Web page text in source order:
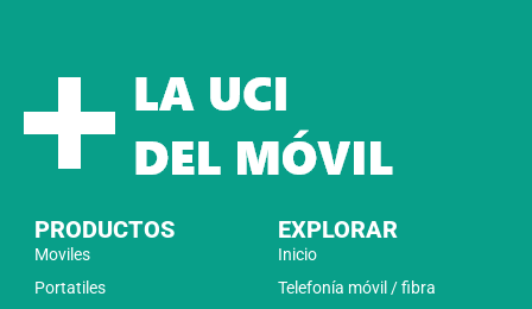
PRODUCTOS
Moviles
Portatiles
EXPLORAR
Inicio
Telefonía móvil / fibra